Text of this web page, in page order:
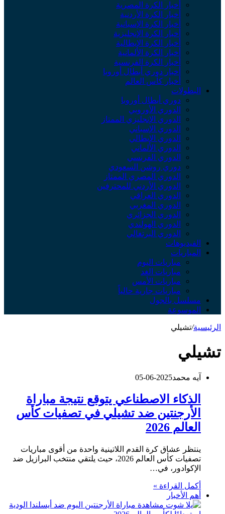
أخبار الكرة المصرية
أخبار الكرة الأردنية
أخبار الكرة الإسبانية
أخبار الكرة الإنجليزية
أخبار الكرة الإيطالية
أخبار الكرة الألمانية
أخبار الكرة الفرنسية
أخبار دوري أبطال أوروبا
أخبار كأس العالم
البطولات
دوري أبطال أوروبا
الدوري الأوروبي
الدوري الإنجليزي الممتاز
الدوري الإسباني
الدوري الإيطالي
الدوري الألماني
الدوري الفرنسي
دوري روشن السعودي
الدوري المصري الممتاز
الدوري الأردني للمحترفين
الدوري العراقي
الدوري المغربي
الدوري الجزائري
الدوري الهولندي
الدوري البرتغالي
الفيديوهات
المباريات
مباريات اليوم
مباريات الغد
مباريات الأمس
مباريات جارية حالياً
مسلسل بالجول
الموسوعة
الرئيسية/تشيلي
تشيلي
آيه محمد2025-06-05
الذكاء الاصطناعي يتوقع نتيجة مباراة
الأرجنتين ضد تشيلي في تصفيات كأس
العالم 2026
ينتظر عشاق كرة القدم اللاتينية واحدة من أقوى مباريات
تصفيات كأس العالم 2026، حيث يلتقي منتخب البرازيل ضد
الإكوادور، في…
أكمل القراءة »
أهم الأخبار